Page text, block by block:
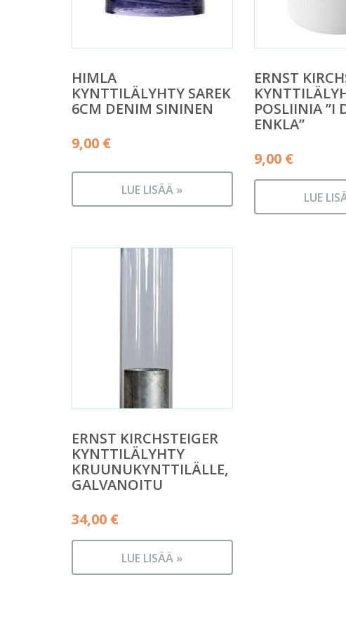
HIMLA
KYNTTILÄLYHTY SAREK
6CM DENIM SININEN
9,00 €
LUE LISÄÄ »
ERNST
POSLIINIA ”I
ENKLA”
9,00 €
LUE
ERNST KIRCHSTEIGER
KYNTTILÄLYHTY
KRUUNUKYNTTILÄLLE,
GALVANOITU
34,00 €
LUE LISÄÄ »